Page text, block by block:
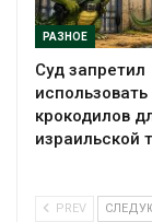
РАЗНОЕ
Суд запретил
использовать
крокодилов
израильской
PREV